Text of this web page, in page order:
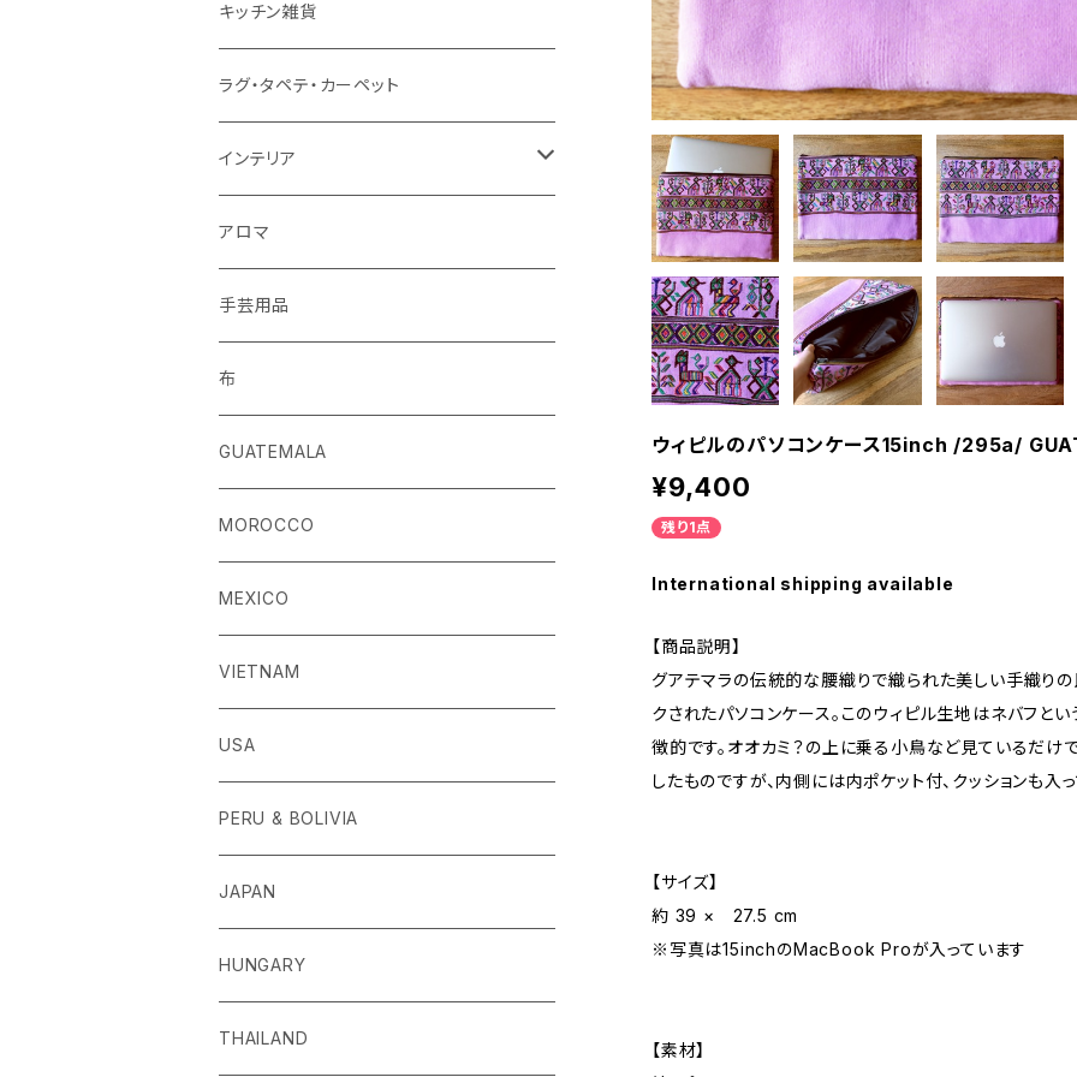
ウィピルのパソコンケース15inch /295a/
¥9,400
残り1点
International shipping available
【商品説明】
グアテマラの伝統的な腰織りで織られた美しい手織りの
クされたパソコンケース。このウィピル生地はネバフと
徴的です。オオカミ？の上に乗る小鳥など見ているだけ
したものですが、内側には内ポケット付、クッションも入
【サイズ】
約 39 × 27.5 cm
※写真は15inchのMacBook Proが入っています
【素材】
ストール
ベルト
キーホルダー
手袋
キッチン雑貨
ラグ・タペテ・カーペット
インテリア
クッションカバー
アロマ
手芸用品
布
GUATEMALA
MOROCCO
MEXICO
VIETNAM
USA
PERU & BOLIVIA
JAPAN
HUNGARY
THAILAND